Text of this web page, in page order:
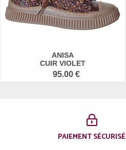
ANISA
CUIR VIOLET
95.00 €
PAIEMENT SÉCURISÉ